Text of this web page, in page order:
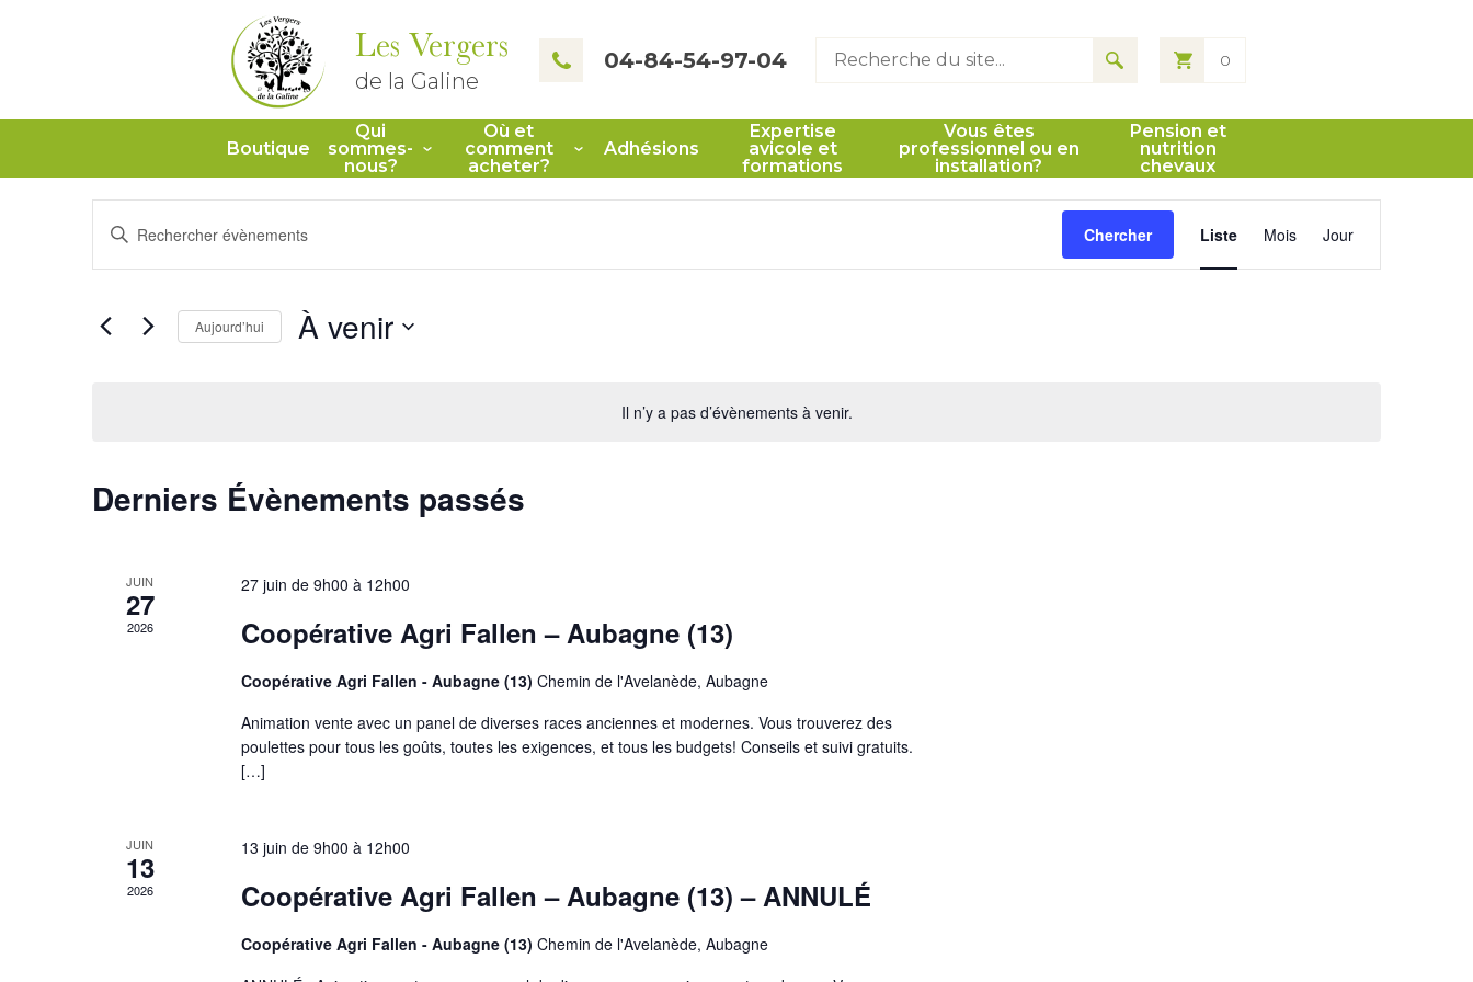
Les Vergers
de la Galine
04-84-54-97-04 0
Boutique
Qui
sommes-
nous?
Où et
comment
acheter?
Adhésions
Expertise
avicole et
formations
Vous êtes
professionnel ou en
installation?
Pension et
nutrition
chevaux
Il n’y a pas d’évènements à venir.
Recherche
et
navigation
de
Saisir
mot-
Rechercher
mot-
Chercher
de
Liste Mois Jour
Aujourd’hui À venir
Derniers Évènements passés
JUIN
27
2026
27 juin de 9h00 à 12h00
Coopérative Agri Fallen – Aubagne (13)
Coopérative Agri Fallen - Aubagne (13) Chemin de l'Avelanède, Aubagne
Animation vente avec un panel de diverses races anciennes et modernes. Vous trouverez des
poulettes pour tous les goûts, toutes les exigences, et tous les budgets! Conseils et suivi gratuits.
[…]
JUIN
13
2026
13 juin de 9h00 à 12h00
Coopérative Agri Fallen – Aubagne (13) – ANNULÉ
Coopérative Agri Fallen - Aubagne (13) Chemin de l'Avelanède, Aubagne